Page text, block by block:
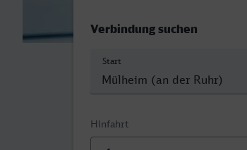
Verbindung suchen
Start
Hinfahrt
Datum der Hinfahrt